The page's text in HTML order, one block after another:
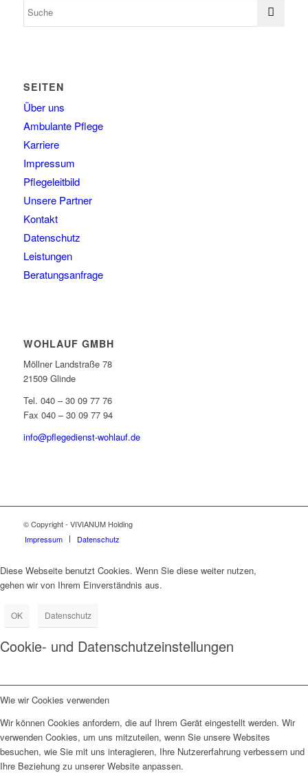
SEITEN
Über uns
Ambulante Pflege
Karriere
Impressum
Pflegeleitbild
Unsere Partner
Kontakt
Datenschutz
Leistungen
Beratungsanfrage
WOHLAUF GMBH
Möllner Landstraße 78
21509 Glinde
Tel. 040 – 30 09 77 76
Fax 040 – 30 09 77 94
info@pflegedienst-wohlauf.de
© Copyright - VIVIANUM Holding
Impressum
Datenschutz
Diese Webseite benutzt Cookies. Wenn Sie diese weiter nutzen,
gehen wir von Ihrem Einverständnis aus.
OK Datenschutz
Cookie- und Datenschutzeinstellungen
Wie wir Cookies verwenden
Wir können Cookies anfordern, die auf Ihrem Gerät eingestellt werden. Wir
verwenden Cookies, um uns mitzuteilen, wenn Sie unsere Websites
besuchen, wie Sie mit uns interagieren, Ihre Nutzererfahrung verbessern und
Ihre Beziehung zu unserer Website anpassen.